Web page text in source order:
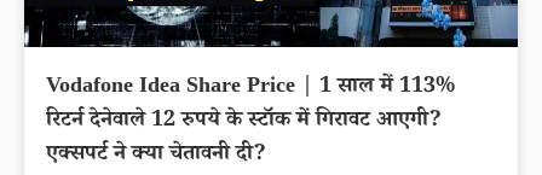
Vodafone Idea Share Price | 1 साल में 113%
रिटर्न देनेवाले 12 रुपये के स्टॉक में गिरावट आएगी?
एक्सपर्ट ने क्या चेतावनी दी?